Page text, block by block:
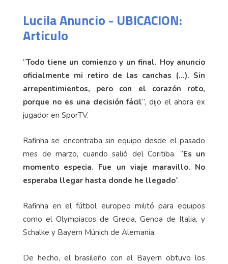
Lucila Anuncio - UBICACION:
Articulo
“Todo tiene un comienzo y un final. Hoy anuncio
oficialmente mi retiro de las canchas (…). Sin
arrepentimientos, pero con el corazón roto,
porque no es una decisión fácil”, dijo el ahora ex
jugador en SporTV.
Rafinha se encontraba sin equipo desde el pasado
mes de marzo, cuando salió del Coritiba. “Es un
momento especia. Fue un viaje maravillo. No
esperaba llegar hasta donde he llegado”.
Rafinha en el fútbol europeo militó para equipos
como el Olympiacos de Grecia, Genoa de Italia, y
Schalke y Bayern Múnich de Alemania.
De hecho, el brasileño con el Bayern obtuvo los